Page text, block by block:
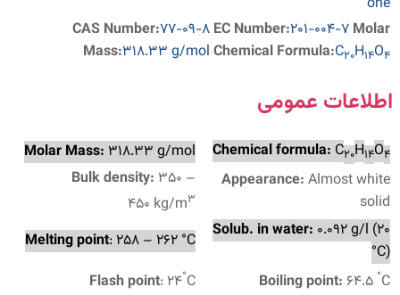
CAS Number:77-09-8 EC Number:201-004-7 Molar
Mass:318.33 g/mol Chemical Formula:C20H14O4
اطلاعات عمومی
Chemical formula: C20H14O4
Molar Mass: 318.33 g/mol
Appearance: Almost white
solid
Bulk density: 350 –
450 kg/m3
Solub. in water: 0.092 g/l (20
°C)
Melting point: 258 – 262 °C
Boiling point: 64.5 °C
Flash point: 24°C